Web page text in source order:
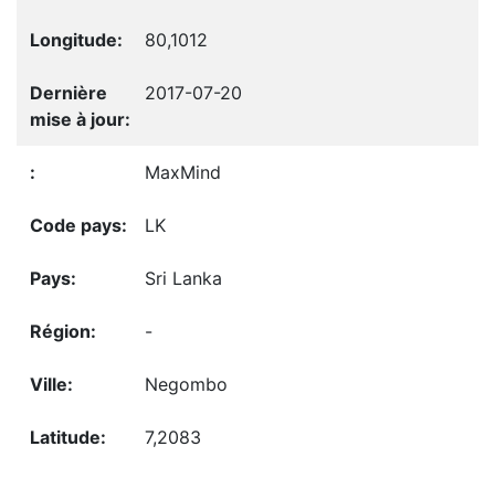
80,1012
2017-07-20
MaxMind
LK
Sri Lanka
-
Negombo
7,2083